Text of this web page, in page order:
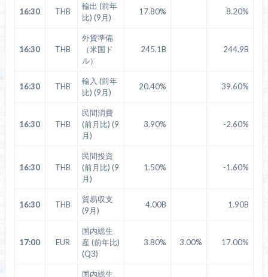
16:30 THB
輸出 (前年
比) (9月)
17.80% 8.20%
16:30 THB
外貨準備
（米国ド
ル）
245.1B 244.9B
16:30 THB
輸入 (前年
比) (9月)
20.40% 39.60%
16:30 THB
民間消費
(前月比) (9
月)
3.90% -2.60%
16:30 THB
民間投資
(前月比) (9
月)
1.50% -1.60%
16:30 THB
貿易収支
(9月)
4.00B 1.90B
17:00 EUR
国内総生
産 (前年比)
(Q3)
3.80% 3.00% 17.00%
国内総生